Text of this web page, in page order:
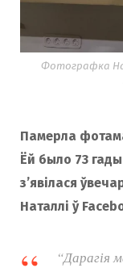
Фотографка
Памерла
Ёй было 73
з’явілася
Наталлі ў
“Дарагія